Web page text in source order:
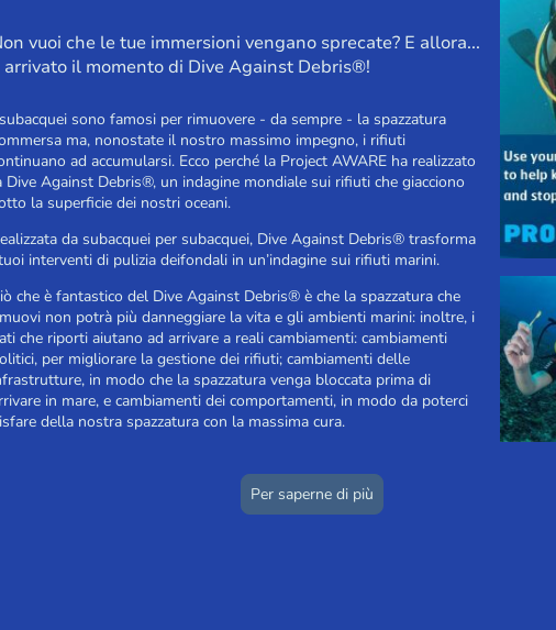
vuoi che le tue immersioni vengano sprecate? E allora...
arrivato il momento di Dive Against Debris®!
sono famosi per rimuovere - da sempre - la spazzatura
ma, nonostate il nostro massimo impegno, i rifiuti
ad accumularsi. Ecco perché la Project AWARE ha realizzato
Dive Against Debris®, un indagine mondiale sui rifiuti che giacciono
la superficie dei nostri oceani.
da subacquei per subacquei, Dive Against Debris® trasforma
interventi di pulizia deifondali in un’indagine sui rifiuti marini.
che è fantastico del Dive Against Debris® è che la spazzatura che
non potrà più danneggiare la vita e gli ambienti marini: inoltre, i
che riporti aiutano ad arrivare a reali cambiamenti: cambiamenti
per migliorare la gestione dei rifiuti; cambiamenti delle
in modo che la spazzatura venga bloccata prima di
in mare, e cambiamenti dei comportamenti, in modo da poterci
della nostra spazzatura con la massima cura.
Per saperne di più